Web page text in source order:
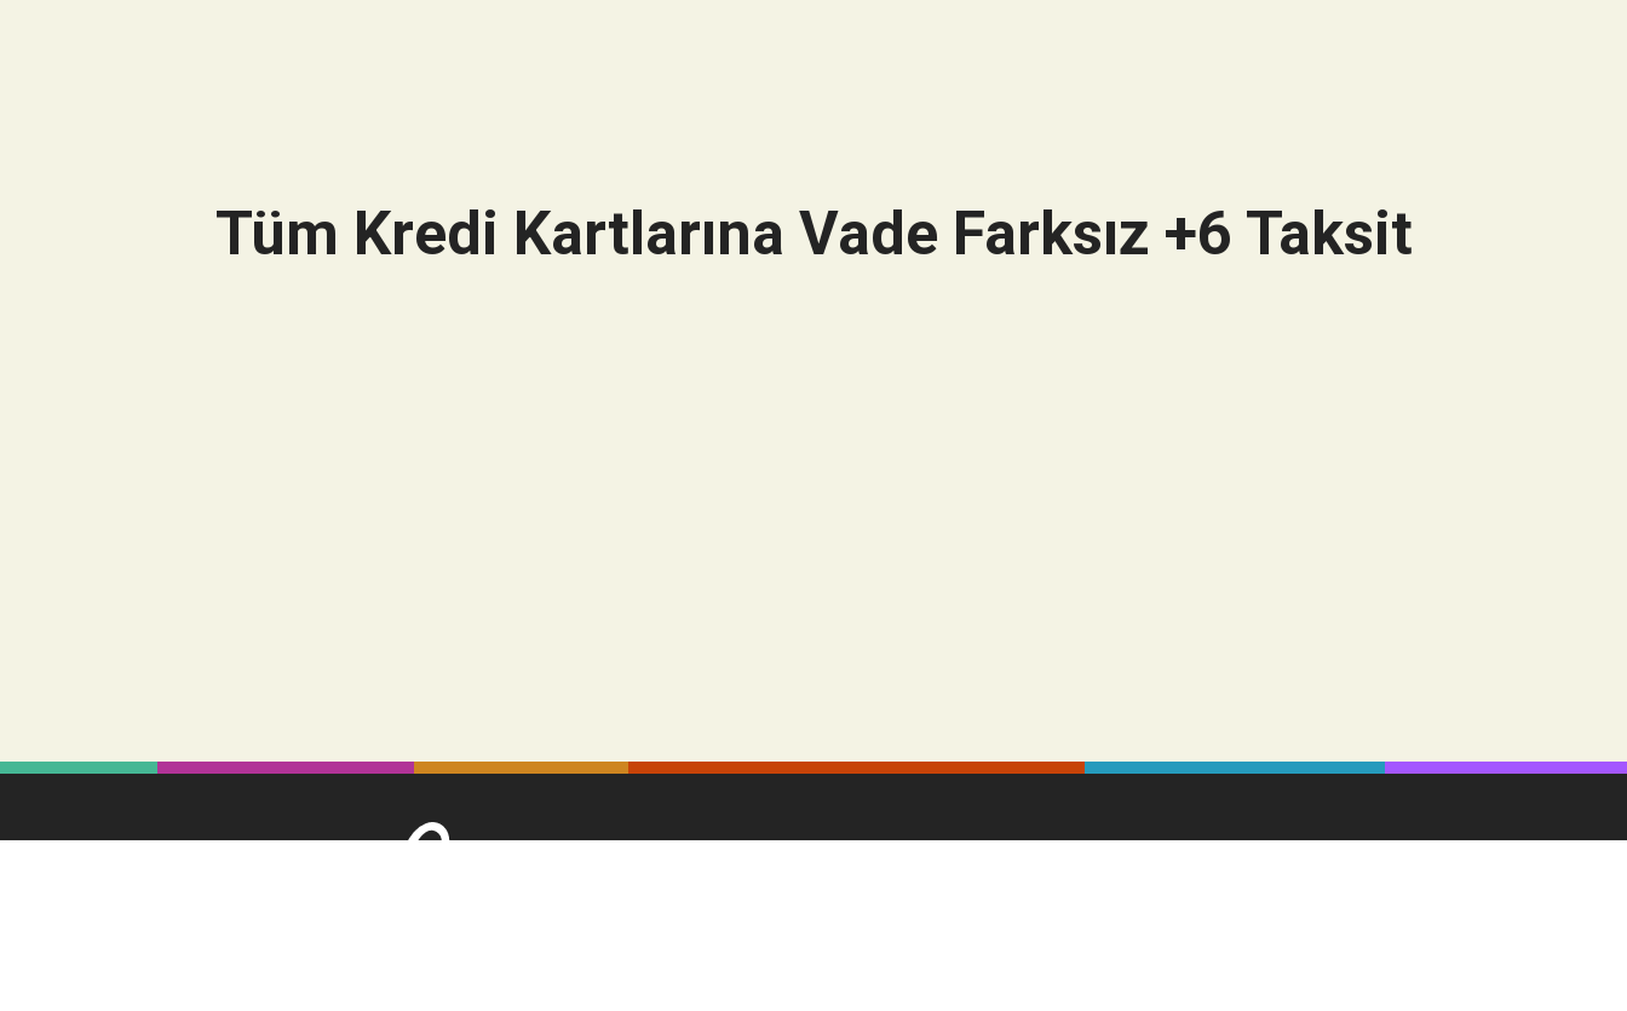
Tüm Kredi Kartlarına Vade Farksız +6 Taksit